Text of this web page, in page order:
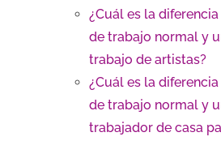
¿Cuál es la
de trabajo normal y
trabajo de artistas?
¿Cuál es la
de trabajo normal y
trabajador de casa